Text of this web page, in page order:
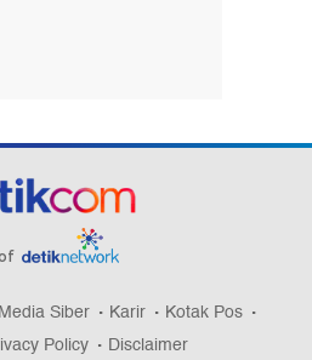
Siber Karir
Kotak Pos
Policy Disclaimer